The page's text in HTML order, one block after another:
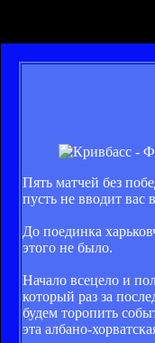
Пять матчей без
пусть не вводит вас
До поединка
этого не было.
Начало всецело и
который раз за
будем торопить
эта албано-